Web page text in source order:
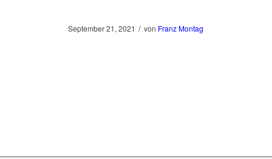
September 21, 2021 / von Franz Montag